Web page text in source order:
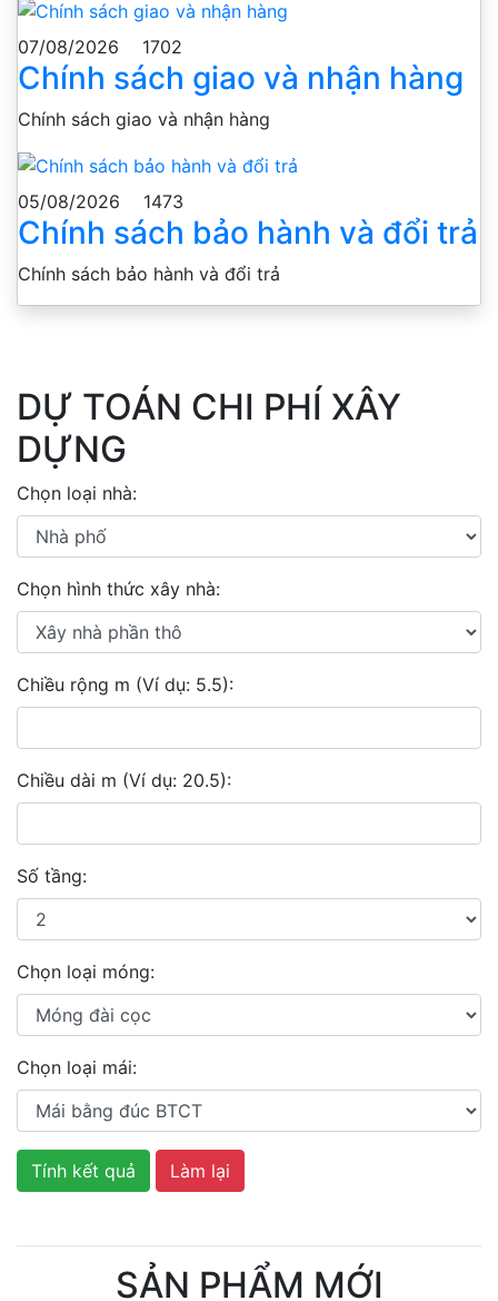
07/08/2026 1702
Chính sách giao và nhận hàng
Chính sách giao và nhận hàng
05/08/2026 1473
Chính sách bảo hành và đổi trả
Chính sách bảo hành và đổi trả
DỰ TOÁN CHI PHÍ XÂY
DỰNG
Chọn loại nhà:
Chọn hình thức xây nhà:
Chiều rộng m (Ví dụ: 5.5):
Chiều dài m (Ví dụ: 20.5):
Số tầng:
Chọn loại móng:
Chọn loại mái:
Tính kết quả Làm lại
SẢN PHẨM MỚI